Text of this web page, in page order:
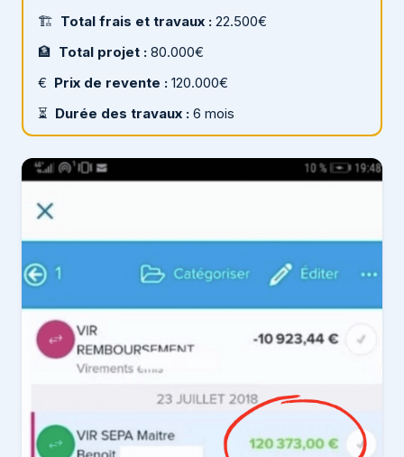
🏗 Total frais et travaux : 22.500€
🏦 Total projet : 80.000€
€ Prix de revente : 120.000€
⏳ Durée des travaux : 6 mois